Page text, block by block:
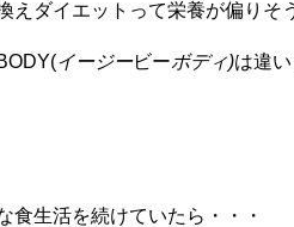
えダイエットって栄養が偏りそ
イージービーボディ)は違い
食生活を続けていたら・・・